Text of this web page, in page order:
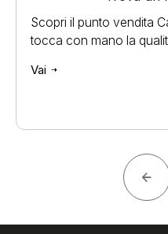
Scopri il punto vendita
tocca con mano la
Vai